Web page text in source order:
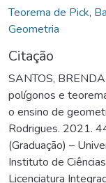
Teorema de Pick,
Geometria
Citação
SANTOS,
polígonos e
o ensino de
Rodrigues. 2021.
(Graduação) –
Instituto de
Licenciatura